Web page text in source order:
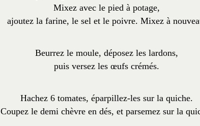
Mixez avec le pied à potage,
ajoutez la farine, le sel et le poivre. Mixez à
Beurrez le moule, déposez les lardons,
puis versez les œufs crémés.
Hachez 6 tomates, éparpillez-les sur la quiche.
Coupez le demi chèvre en dés, et parsemez sur la